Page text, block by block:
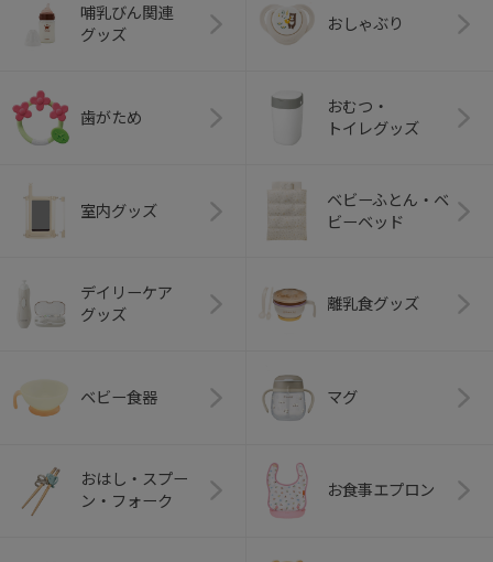
哺乳びん関連
グッズ
おしゃぶり
歯がため
おむつ・
トイレグッズ
室内グッズ
ベビーふとん・ベ
ビーベッド
デイリーケア
グッズ
離乳食グッズ
ベビー食器 マグ
おはし・スプー
ン・フォーク
お食事エプロン